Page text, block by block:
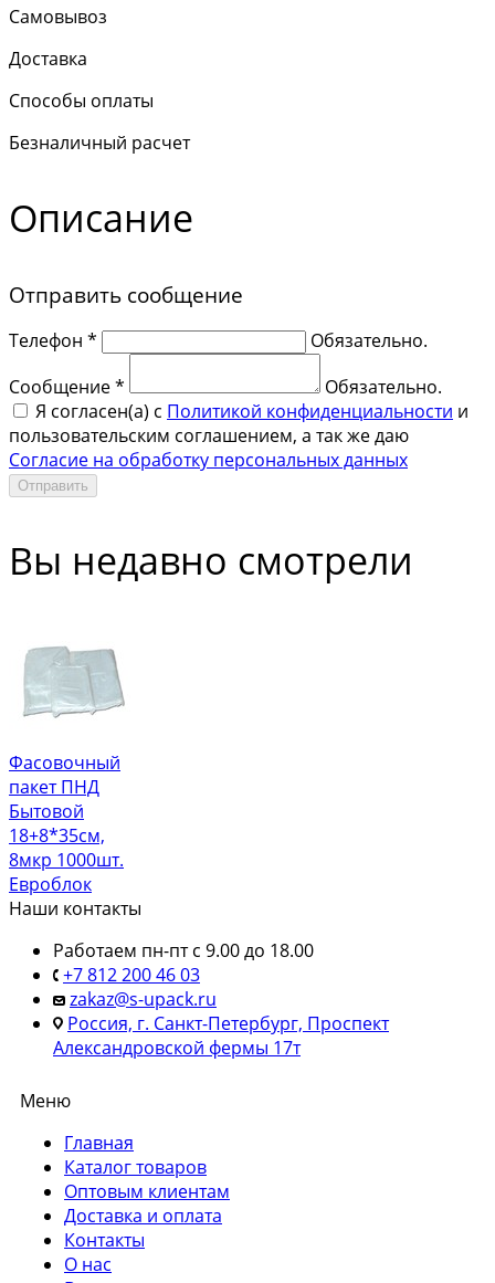
Самовывоз
Доставка
Способы оплаты
Безналичный расчет
Описание
Отправить сообщение
Телефон *
Обязательно.
Сообщение *
Обязательно.
Я согласен(a) с Политикой конфиденциальности и
пользовательским соглашением, а так же даю
Согласие на обработку персональных данных
Отправить
Вы недавно смотрели
Фасовочный
пакет ПНД
Бытовой
18+8*35см,
8мкр 1000шт.
Евроблок
Наши контакты
Работаем пн-пт с 9.00 до 18.00
+7 812 200 46 03
zakaz@s-upack.ru
Россия, г. Санкт-Петербург, Проспект
Александровской фермы 17т
Меню
Главная
Каталог товаров
Оптовым клиентам
Доставка и оплата
Контакты
О нас